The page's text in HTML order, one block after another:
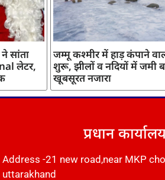
सांता
लेटर,
जम्मू कश्मीर में हाड़ कंपाने
शुरू, झीलों व नदियों में जमी
खूबसूरत नजारा
प्रधान
Address -21 new road,near MKP
uttarakhand